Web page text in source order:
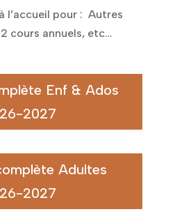
l’accueil pour : Autres
cours annuels, etc…
Enf & Ados
2027
Adultes
2027